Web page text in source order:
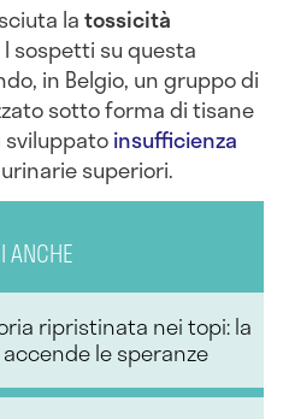
latossicità
I sospetti su questa
in Belgio, un gruppo di
sotto forma di tisane
sviluppatoinsufficienza
superiori.
ANCHE
ripristinata nei topi: la
le speranze